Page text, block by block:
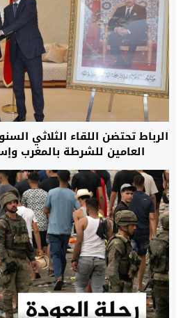
الرباط تحتضن اللقاء الثلاثي
العامين للشرطة بالمغرب
DGST)